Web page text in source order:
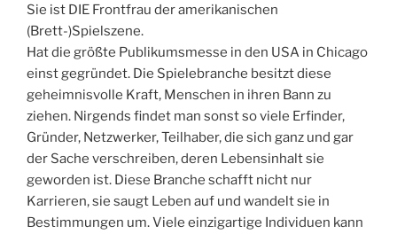
Sie ist DIE Frontfrau der amerikanischen
(Brett-)Spielszene.
Hat die größte Publikumsmesse in den USA in Chicago
einst gegründet. Die Spielebranche besitzt diese
geheimnisvolle Kraft, Menschen in ihren Bann zu
ziehen. Nirgends findet man sonst so viele Erfinder,
Gründer, Netzwerker, Teilhaber, die sich ganz und gar
der Sache verschreiben, deren Lebensinhalt sie
geworden ist. Diese Branche schafft nicht nur
Karrieren, sie saugt Leben auf und wandelt sie in
Bestimmungen um. Viele einzigartige Individuen kann